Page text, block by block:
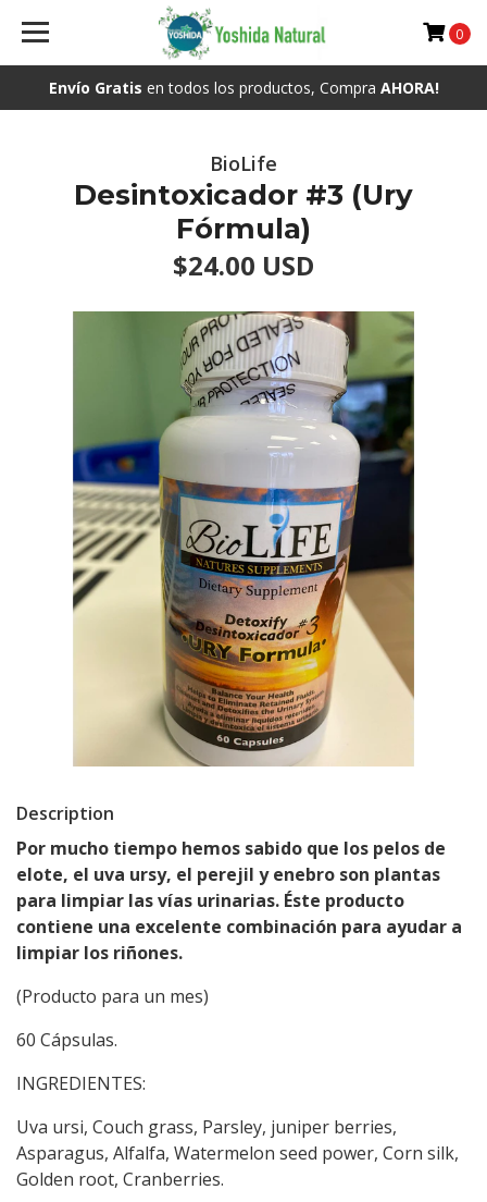
Envío Gratis en todos los productos, Compra AHORA!
0
BioLife
Desintoxicador #3 (Ury
Fórmula)
$24.00 USD
Description
Por mucho tiempo hemos sabido que los pelos de
elote, el uva ursy, el perejil y enebro son plantas
para limpiar las vías urinarias. Éste producto
contiene una excelente combinación para ayudar a
limpiar los riñones.
(Producto para un mes)
60 Cápsulas.
INGREDIENTES:
Uva ursi, Couch grass, Parsley, juniper berries,
Asparagus, Alfalfa, Watermelon seed power, Corn silk,
Golden root, Cranberries.